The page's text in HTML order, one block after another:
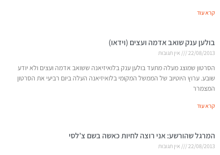
קרא עוד
בולען ענק שואב אדמה ועצים (וידאו)
22/08/2013 אין תגובות
הסרטון שמוצג מעלה מתעד בולען ענק בלואיזיאנה ששואב אדמה ועצים ולא יודע
שובע. ערוץ היוטיוב של הממשל המקומי בלואיזיאנה העלה ביום רביעי את הסרטון
המצמרר
קרא עוד
המרגל שהורשע: אני רוצה לחיות כאשה בשם צ’לסי
22/08/2013 אין תגובות